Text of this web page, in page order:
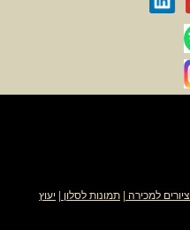
ציורים למכירה תמונות לסלון
יעוץ